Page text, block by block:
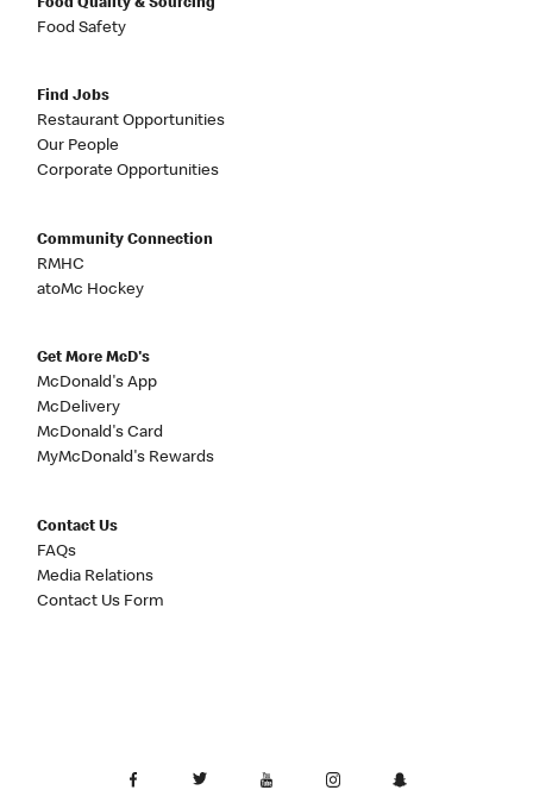
Food Quality & Sourcing
Food Safety
Find Jobs
Restaurant Opportunities
Our People
Corporate Opportunities
Community Connection
RMHC
atoMc Hockey
Get More McD's
McDonald's App
McDelivery
McDonald's Card
MyMcDonald's Rewards
Contact Us
FAQs
Media Relations
Contact Us Form